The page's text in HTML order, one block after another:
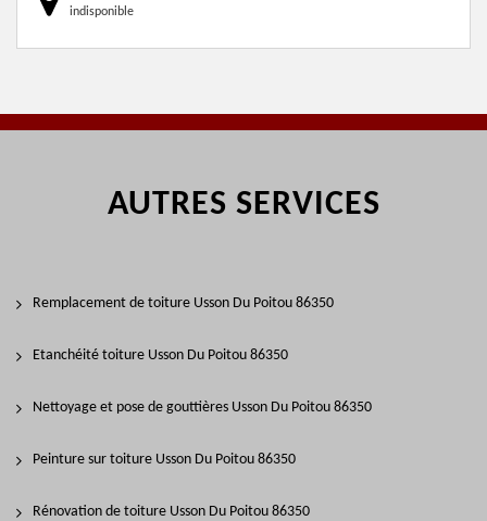
indisponible
AUTRES SERVICES
Remplacement de toiture Usson Du Poitou 86350
Etanchéité toiture Usson Du Poitou 86350
Nettoyage et pose de gouttières Usson Du Poitou 86350
Peinture sur toiture Usson Du Poitou 86350
Rénovation de toiture Usson Du Poitou 86350